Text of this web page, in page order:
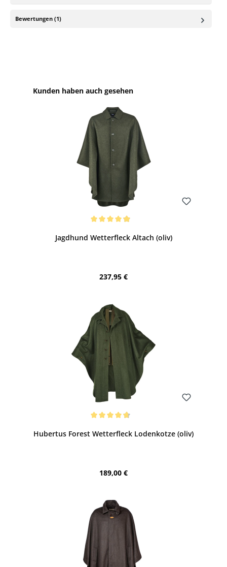
Bewertungen (1)
Produktgalerie überspringen
Kunden haben auch gesehen
Jagdhund Wetterfleck Altach (oliv)
Regulärer Preis:
237,95 €
Hubertus Forest Wetterfleck Lodenkotze (oliv)
Regulärer Preis:
189,00 €